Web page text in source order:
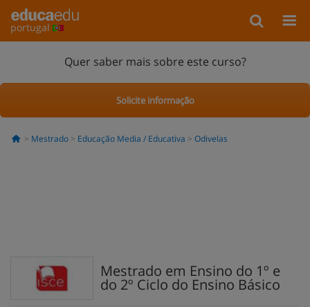
portugal
Quer saber mais sobre este curso?
Solicite informação
Mestrado Educação Media / Educativa Odivelas
Mestrado em Ensino do 1º e
do 2º Ciclo do Ensino Básico